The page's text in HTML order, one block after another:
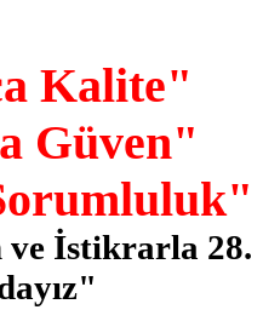
Kalite"
Güven"
İstikrarla 28.